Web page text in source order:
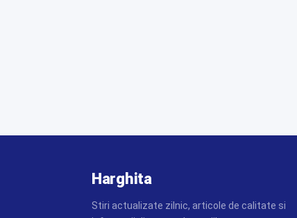
Harghita
Stiri actualizate zilnic, articole de calitate si